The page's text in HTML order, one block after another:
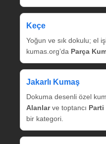
Keçe
Yoğun ve sık dokulu; el
kumas.org’da Parça
Jakarlı Kumaş
Dokuma desenli özel
Alanlarve toptancı Parti
bir kategori.